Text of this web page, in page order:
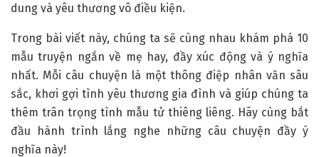
dung và yêu thương vô điều kiện.
Trong bài viết này, chúng ta sẽ cùng nhau khám phá 10
mẫu truyện ngắn về mẹ hay, đầy xúc động và ý nghĩa
nhất. Mỗi câu chuyện là một thông điệp nhân văn sâu
sắc, khơi gợi tình yêu thương gia đình và giúp chúng ta
thêm trân trọng tình mẫu tử thiêng liêng. Hãy cùng bắt
đầu hành trình lắng nghe những câu chuyện đầy ý
nghĩa này!